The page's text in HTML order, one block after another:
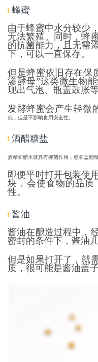
蜂蜜
由于蜂蜜中水分较少
无法繁殖。同时，蜂
的抗菌能力，且无需
下，可以一直保存。
但是蜂蜜依旧存在保
渗酵母”这类微生物
现出气泡、瓶盖鼓胀等
发酵蜂蜜会产生轻微
低，但是不影响食用安全性。
酒醋糖盐
酒精和醋本就具有抑菌作用，糖和盐能
即便平时打开包装使
块，会使食物的品质
性。
酱油
酱油在酿造过程中，
密封的条件下，酱油
但是如果打开了，就
质，很可能是酱油盖